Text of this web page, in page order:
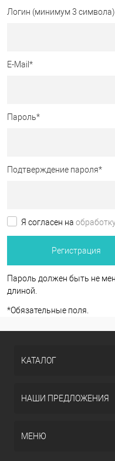
Логин (минимум 3 символа)
E-Mail *
Пароль*
Подтверждение пароля*
Я согласен на
Пароль должен быть не
длиной.
*Обязательные поля.
КАТАЛОГ
НАШИ ПРЕДЛОЖЕНИЯ
МЕНЮ